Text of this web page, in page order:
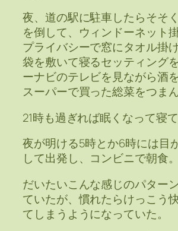
夜、道の駅に駐車したらそそ
を倒して、ウィンドーネット
プライバシーで窓にタオル掛
袋を敷いて寝るセッティング
ーナビのテレビを見ながら酒を
スーパーで買った総菜をつまん
21時も過ぎれば眠くなって寝て
夜が明ける5時とか6時には目
して出発し、コンビニで朝食。
だいたいこんな感じのパター
ていたが、慣れたらけっこう
てしまうようになっていた。